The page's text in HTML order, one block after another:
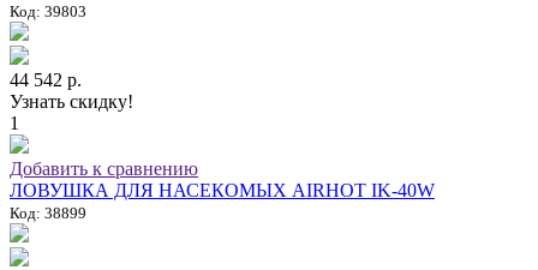
Код: 39803
44 542 р.
Узнать скидку!
1
Добавить к сравнению
ЛОВУШКА ДЛЯ НАСЕКОМЫХ AIRHOT IK-40W
Код: 38899